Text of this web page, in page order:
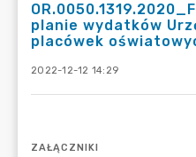
planie wydatków
placówek
2022-12-12 14:29
ZAŁĄCZNIKI